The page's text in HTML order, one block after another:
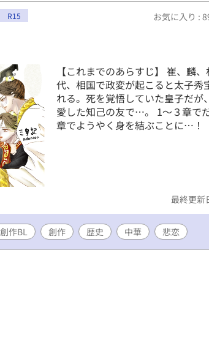
R15 お気に入り :
【これまでのあらすじ】 崔、麟
代、相国で政変が起こると太子秀
れる。死を覚悟していた皇子だが
愛した知己の友で…。 1～３章で
章でようやく身を結ぶことに…！
最終更新
創作BL 創作 歴史 中華 悲恋